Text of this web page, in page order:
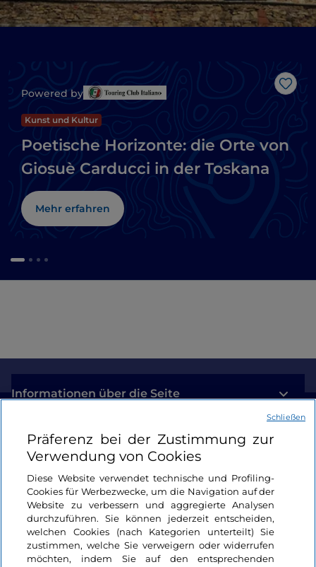
Like
Powered by
Kunst und Kultur
Poetische Horizonte: die Orte von
Giosuè Carducci in der Toskana
Mehr erfahren
Informationen über die Seite
Nützliche Links
Login
Bleiben wir in Kontakt
Präferenz bei der Zustimmung zur
Verwendung von Cookies
Diese Website verwendet technische und Profiling-
Cookies für Werbezwecke, um die Navigation auf der
Website zu verbessern und aggregierte Analysen
durchzuführen. Sie können jederzeit entscheiden,
welchen Cookies (nach Kategorien unterteilt) Sie
zustimmen, welche Sie verweigern oder widerrufen
möchten, indem Sie auf den entsprechenden
Schließen